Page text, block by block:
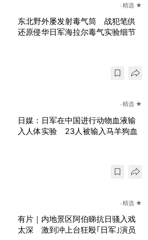
精选 ★
东北野外屡发射毒气筒 战犯笔供
还原侵华日军海拉尔毒气实验细节
精选 ★
日媒：日军在中国进行动物血液输
入人体实验 23人被输入马羊狗血
精选 ★
有片｜内地景区阿伯睇抗日骚入戏
太深 激到冲上台狂殴｢日军｣演员